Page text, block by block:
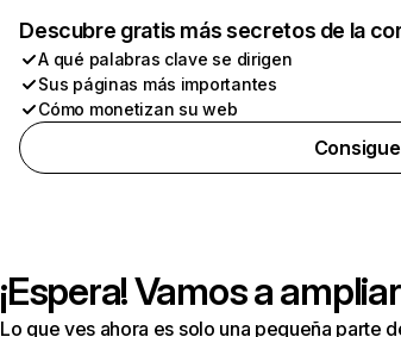
Descubre gratis más secretos de la
A qué palabras clave se dirigen
Sus páginas más importantes
Cómo monetizan su web
¡Espera! Vamos a
Lo que ves ahora es solo una pequeña parte